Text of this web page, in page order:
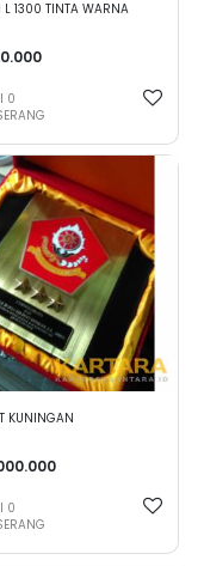
L 1300 TINTA WARNA
0
KUNINGAN
0